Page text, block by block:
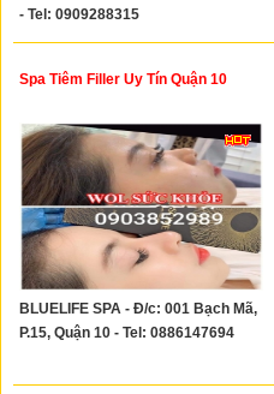
- Tel: 0909288315
Spa Tiêm Filler Uy Tín Quận 10
BLUELIFE SPA - Đ/c: 001 Bạch Mã,
P.15, Quận 10 - Tel: 0886147694